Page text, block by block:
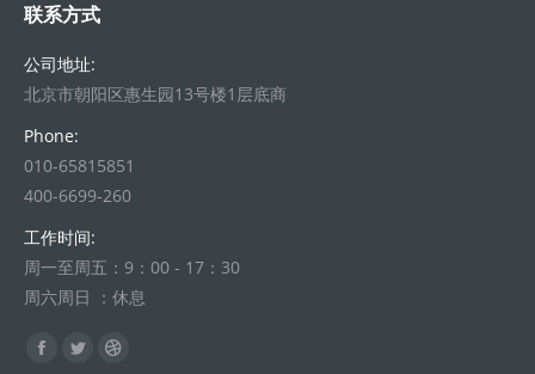
联系方式
公司地址:
北京市朝阳区惠生园13号楼1层底商
Phone:
010-65815851
400-6699-260
工作时间:
周一至周五：9：00 - 17：30
周六周日 ：休息
找到我们：
Facebook
TwitterDribbble